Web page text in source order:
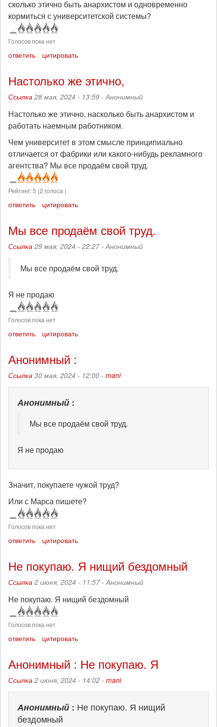
сколько этично быть анархистом и одновременно
кормиться с университетской системы?
Голосов пока нет
ответить цитировать
Настолько же этично,
Ссылка 28 мая, 2024 - 13:59 -Анонимный
Настолько же этично, насколько быть анархистом и
работать наемным работником.
Чем университет в этом смысле принципиально
отличается от фабрики или какого-нибудь рекламного
агентства? Мы все продаём свой труд.
Рейтинг:5 (2 голоса )
ответить цитировать
Мы все продаём свой труд.
Ссылка 29 мая, 2024 - 22:27 -Анонимный
Мы все продаём свой труд.
Я не продаю
Голосов пока нет
ответить цитировать
Анонимный :
Ссылка 30 мая, 2024 - 12:00 - mani
Анонимный:
Мы все продаём свой труд.
Я не продаю
Значит, покупаете чужой труд?
Или с Марса пишете?
Голосов пока нет
ответить цитировать
Не покупаю. Я нищий бездомный
Ссылка 2 июня, 2024 - 11:57 -Анонимный
Не покупаю. Я нищий бездомный
Голосов пока нет
ответить цитировать
Анонимный : Не покупаю. Я
Ссылка 2 июня, 2024 - 14:02 - mani
Анонимный: Не покупаю. Я нищий
бездомный